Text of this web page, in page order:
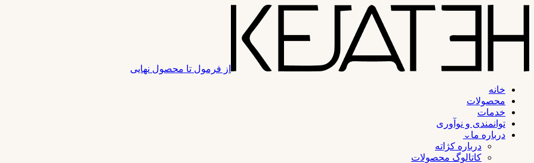
از فرمول تا محصول نهایی
خانه
محصولات
خدمات
توانمندی و نوآوری
درباره ما ⌄
درباره کژاته
کاتالوگ محصولات